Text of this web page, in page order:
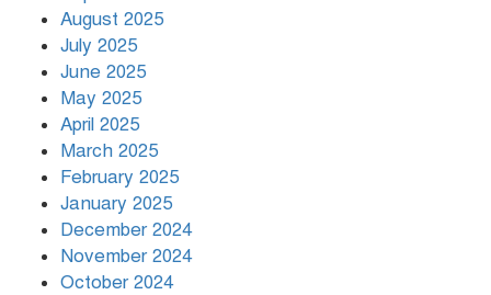
August 2025
July 2025
June 2025
May 2025
April 2025
March 2025
February 2025
January 2025
December 2024
November 2024
October 2024